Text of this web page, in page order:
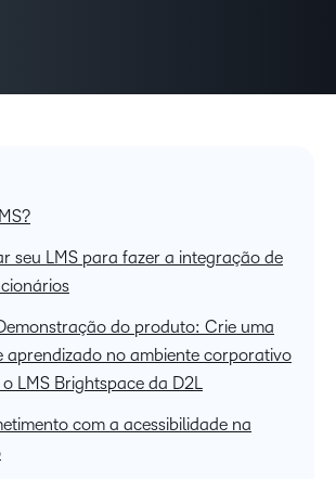
seu LMS para fazer a integração de
do produto: Crie uma
aprendizado no ambiente corporativo
LMS Brightspace da D2L
com a acessibilidade na